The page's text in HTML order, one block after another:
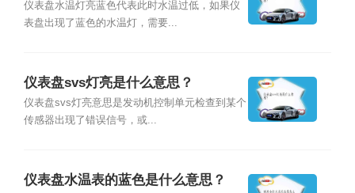
仪表盘水温灯亮蓝色代表此时水温过低，如果仪
表盘出现了蓝色的水温灯，需要...
仪表盘svs灯亮是什么意思？
仪表盘svs灯亮意思是发动机控制单元检查到某个
传感器出现了错误信号，或...
仪表盘水温表的蓝色是什么意思？